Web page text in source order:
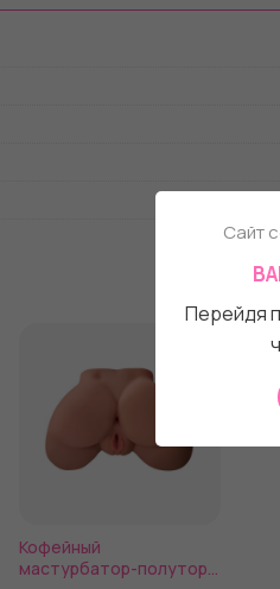
Кофейный
мастурбатор-полуторс
Сайт
Перейдя